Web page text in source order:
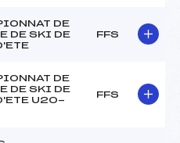
DE
DE SKI DE
FFS
DE
DE SKI DE
U20-
FFS